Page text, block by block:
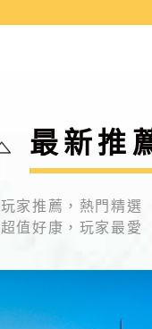
最新推
玩家推薦，熱門精選
超值好康，玩家最愛